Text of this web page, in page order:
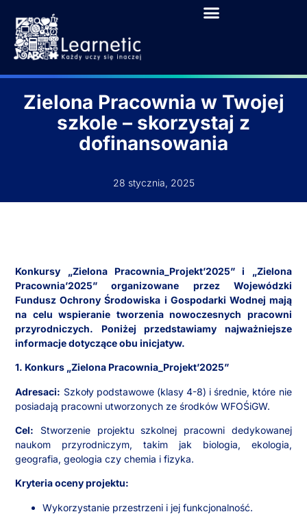
Zielona Pracownia w Twojej
szkole – skorzystaj z
dofinansowania
28 stycznia, 2025
Konkursy „Zielona Pracownia_Projekt’2025” i „Zielona
Pracownia’2025” organizowane przez Wojewódzki
Fundusz Ochrony Środowiska i Gospodarki Wodnej mają
na celu wspieranie tworzenia nowoczesnych pracowni
przyrodniczych. Poniżej przedstawiamy najważniejsze
informacje dotyczące obu inicjatyw.
1. Konkurs „Zielona Pracownia_Projekt’2025”
Adresaci: Szkoły podstawowe (klasy 4-8) i średnie, które nie
posiadają pracowni utworzonych ze środków WFOŚiGW.
Cel: Stworzenie projektu szkolnej pracowni dedykowanej
naukom przyrodniczym, takim jak biologia, ekologia,
geografia, geologia czy chemia i fizyka.
Kryteria oceny projektu:
Wykorzystanie przestrzeni i jej funkcjonalność.